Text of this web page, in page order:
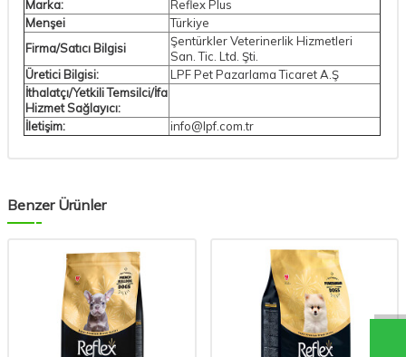
Marka:
Reflex Plus
Menşei
Türkiye
Firma/Satıcı Bilgisi
Şentürkler Veterinerlik Hizmetleri
San. Tic. Ltd. Şti.
Üretici Bilgisi:
LPF Pet Pazarlama Ticaret A.Ş
İthalatçı/Yetkili Temsilci/İfa
Hizmet Sağlayıcı:
İletişim:
info@lpf.com.tr
Benzer Ürünler